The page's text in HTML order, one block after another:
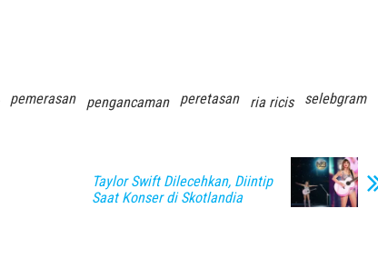
pemerasan pengancaman peretasan ria ricis
selebgram
Taylor Swift Dilecehkan, Diintip
Saat Konser di Skotlandia